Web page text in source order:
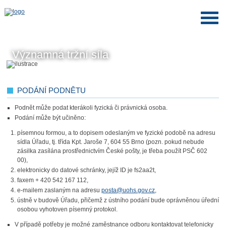
Významná tržní síla
PODÁNÍ PODNĚTU
Podnět může podat kterákoli fyzická či právnická osoba.
Podání může být učiněno:
písemnou formou, a to dopisem odeslaným ve fyzické podobě na adresu
sídla Úřadu, tj. třída Kpt. Jaroše 7, 604 55 Brno (pozn. pokud nebude
zásilka zasílána prostřednictvím České pošty, je třeba použít PSČ 602
00),
elektronicky do datové schránky, jejíž ID je fs2aa2t,
faxem + 420 542 167 112,
e-mailem zaslaným na adresu posta@uohs.gov.cz,
ústně v budově Úřadu, přičemž z ústního podání bude oprávněnou úřední
osobou vyhotoven písemný protokol.
V případě potřeby je možné zaměstnance odboru kontaktovat telefonicky